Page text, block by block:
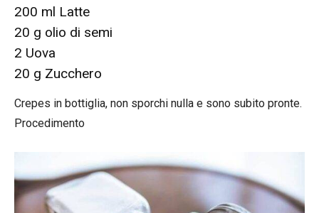
200 ml Latte
20 g olio di semi
2 Uova
20 g Zucchero
Crepes in bottiglia, non sporchi nulla e sono subito pronte.
Procedimento